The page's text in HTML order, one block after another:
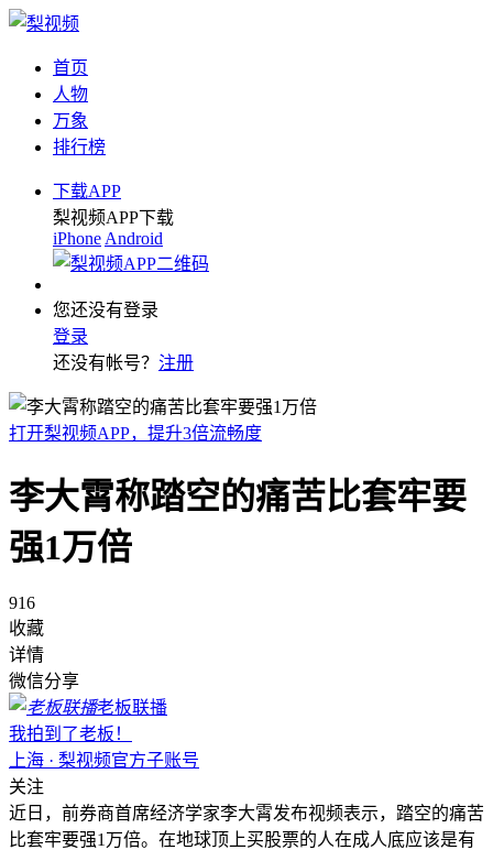
首页
人物
万象
排行榜
下载APP
梨视频APP下载
iPhone Android
您还没有登录
登录
还没有帐号？ 注册
打开梨视频APP，提升3倍流畅度
李大霄称踏空的痛苦比套牢要
强1万倍
916
收藏
详情
微信分享
老板联播
我拍到了老板！
上海 · 梨视频官方子账号
关注
近日，前券商首席经济学家李大霄发布视频表示，踏空的痛苦
比套牢要强1万倍。在地球顶上买股票的人在成人底应该是有